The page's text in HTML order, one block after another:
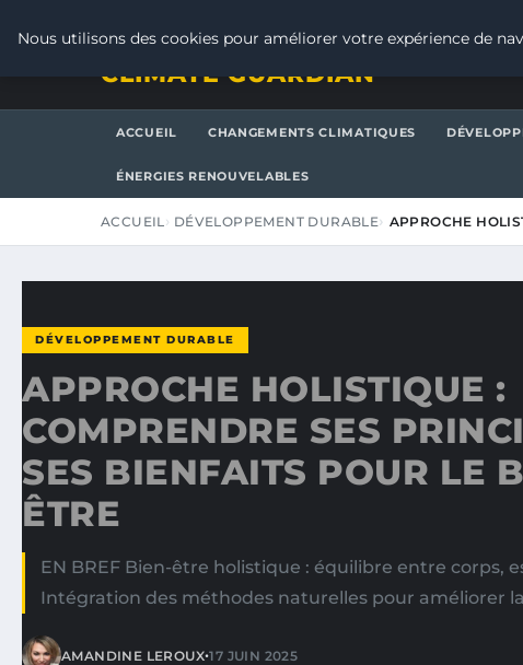
CLIMATE GUARDIAN
ACCUEIL CHANGEMENTS CLIMATIQUES
ÉNERGIES RENOUVELABLES
ACCUEIL DÉVELOPPEMENT DURABLE APPROCHE
DÉVELOPPEMENT DURABLE
APPROCHE HOLISTIQUE :
COMPRENDRE SES
SES BIENFAITS POUR LE
ÊTRE
EN BREF Bien-être holistique : équilibre entre corps,
Intégration des méthodes naturelles pour améliorer
AMANDINE LEROUX•17 JUIN 2025
Nous utilisons des cookies pour améliorer votre expérience de